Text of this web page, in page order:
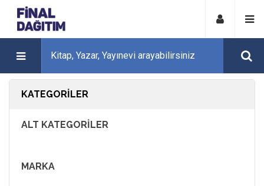
KATEGORILER
ALT KATEGORILER
MARKA